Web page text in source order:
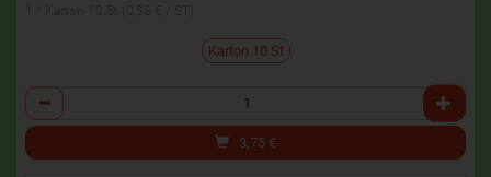
Karton 10 St
Anzahl
3,75 €